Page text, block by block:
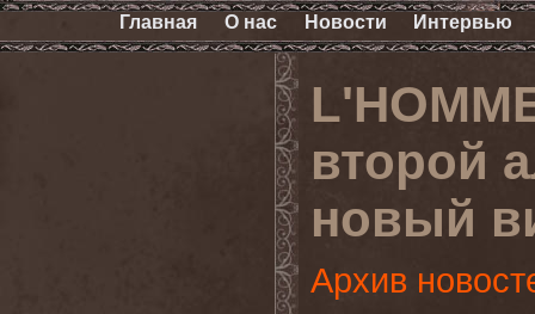
Главная О нас Новости Интервью
второй
новый
Архив